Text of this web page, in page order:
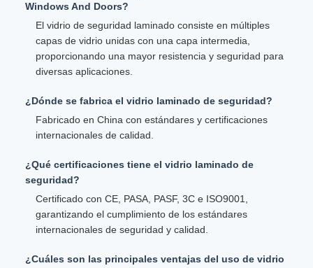
Windows And Doors?
El vidrio de seguridad laminado consiste en múltiples
capas de vidrio unidas con una capa intermedia,
proporcionando una mayor resistencia y seguridad para
diversas aplicaciones.
¿Dónde se fabrica el vidrio laminado de seguridad?
Fabricado en China con estándares y certificaciones
internacionales de calidad.
¿Qué certificaciones tiene el vidrio laminado de
seguridad?
Certificado con CE, PASA, PASF, 3C e ISO9001,
garantizando el cumplimiento de los estándares
internacionales de seguridad y calidad.
¿Cuáles son las principales ventajas del uso de vidrio